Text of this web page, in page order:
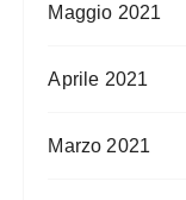
Maggio 2021
Aprile 2021
Marzo 2021